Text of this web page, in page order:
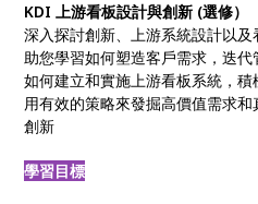
KDI 上游看板設計與創新 (選修）
深入探討創新、上游系統設計以
助您學習如何塑造客戶需求，迭
如何建立和實施上游看板系統，
用有效的策略來發掘高價值需求
創新
學習目標